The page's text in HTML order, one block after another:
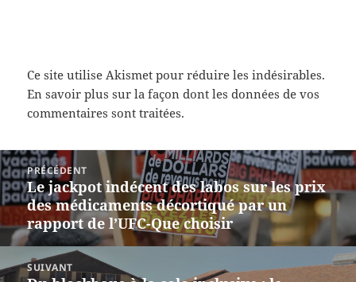
Ce site utilise Akismet pour réduire les indésirables.
En savoir plus sur la façon dont les données de vos
commentaires sont traitées.
Navigation
de
l’article
PRÉCÉDENT
Article
précédent :
Le jackpot indécent des labos sur les prix
des médicaments décortiqué par un
rapport de l’UFC-Que choisir
SUIVANT